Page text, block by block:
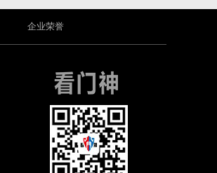
企业荣誉